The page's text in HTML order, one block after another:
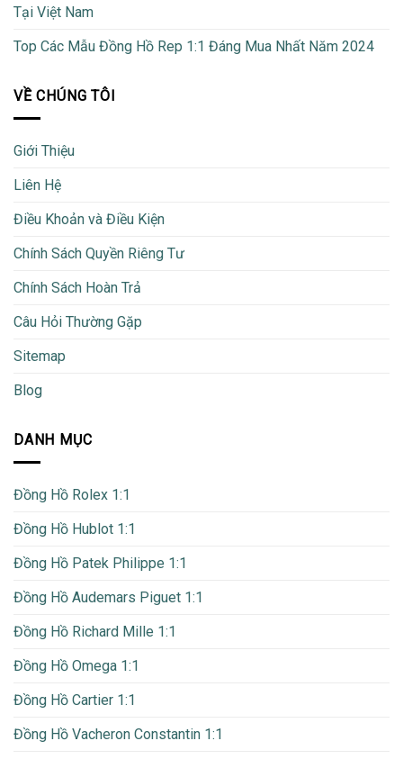
Tại Việt Nam
Top Các Mẫu Đồng Hồ Rep 1:1 Đáng Mua Nhất Năm 2024
VỀ CHÚNG TÔI
Giới Thiệu
Liên Hệ
Điều Khoản và Điều Kiện
Chính Sách Quyền Riêng Tư
Chính Sách Hoàn Trả
Câu Hỏi Thường Gặp
Sitemap
Blog
DANH MỤC
Đồng Hồ Rolex 1:1
Đồng Hồ Hublot 1:1
Đồng Hồ Patek Philippe 1:1
Đồng Hồ Audemars Piguet 1:1
Đồng Hồ Richard Mille 1:1
Đồng Hồ Omega 1:1
Đồng Hồ Cartier 1:1
Đồng Hồ Vacheron Constantin 1:1